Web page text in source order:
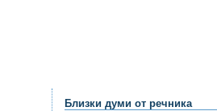
Близки думи от речника